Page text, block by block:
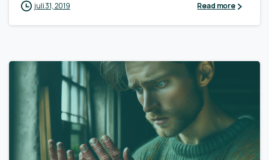
juli 31, 2019 Read more